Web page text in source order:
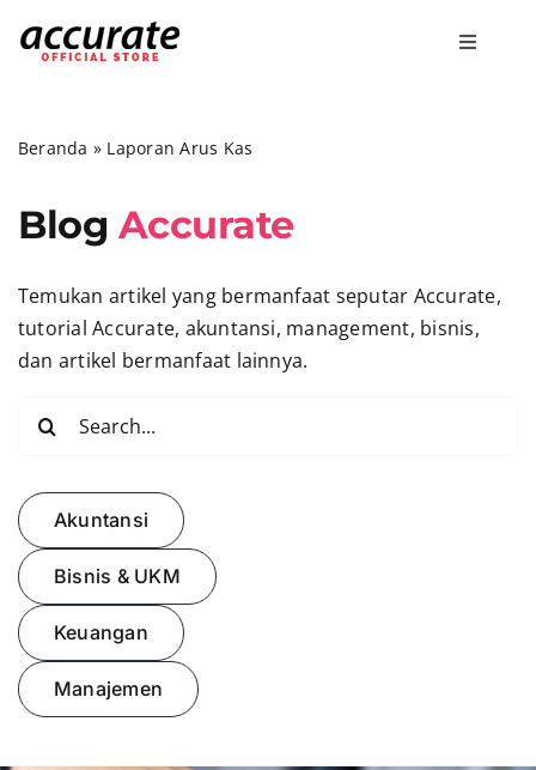
Toggle
Harga
Promo
Marketing
Presentasi
Daftar
Beranda » Laporan Arus Kas
Blog Accurate
Temukan artikel yang bermanfaat seputar Accurate,
tutorial Accurate, akuntansi, management, bisnis,
dan artikel bermanfaat lainnya.
Akuntansi
Bisnis & UKM
Keuangan
Manajemen